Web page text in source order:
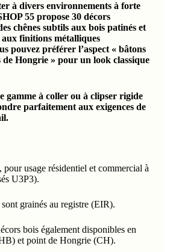
à divers environnements à forte
55 propose 30 décors
chênes subtils aux bois patinés et
aux finitions métalliques
pouvez préférer l’aspect « bâtons
Hongrie » pour un look classique
gamme à coller ou à clipser rigide
parfaitement aux exigences de
pour usage résidentiel et commercial à
U3P3).
grainés au registre (EIR).
bois également disponibles en
et point de Hongrie (CH).